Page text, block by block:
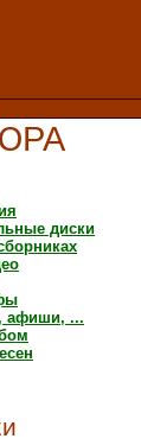
диски
афиши, ...